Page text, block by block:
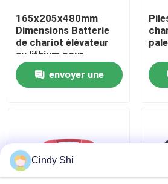
Demandez une citation
batterie au lithium de chariot
Batterie de chariot élévateur
Batterie de camion de palette
165x205x480mm
Dimensions Batterie
de chariot élévateur
au lithium pour
applications lourdes
envoyer une
Cindy Shi